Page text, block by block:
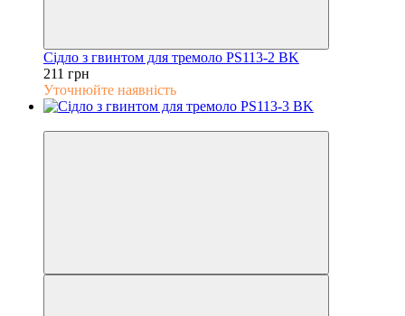
Сідло з гвинтом для тремоло PS113-2 BK
211 грн
Уточнюйте наявність